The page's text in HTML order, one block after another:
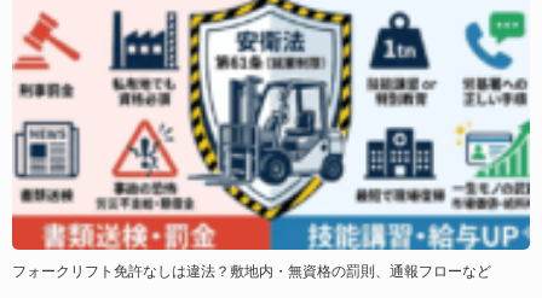
フォークリフト免許なしは違法？敷地内・無資格の罰則、通報フローなど